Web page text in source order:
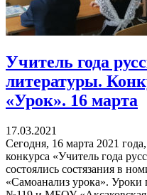
Учитель года
литературы.
«Урок». 16 марта
17.03.2021
Сегодня, 16 марта 2021
конкурса «Учитель года
состоялись состязания в
«Самоанализ урока».